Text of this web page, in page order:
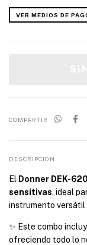
VER MEDIOS DE
COMPARTIR
DESCRIPCIÓN
El Donner DEK-620
sensitivas, ideal
instrumento versátil
✨ Este combo
ofreciendo todo lo